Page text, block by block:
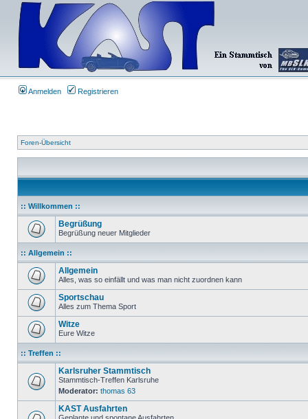
Anmelden Registrieren
Foren-Übersicht
:: Willkommen ::
Begrüßung
Begrüßung neuer Mitglieder
:: Allgemein ::
Allgemein
Alles, was so einfällt und was man nicht zuordnen kann
Sportschau
Alles zum Thema Sport
Witze
Eure Witze
:: Treffen ::
Karlsruher Stammtisch
Stammtisch-Treffen Karlsruhe
Moderator: thomas 63
KAST Ausfahrten